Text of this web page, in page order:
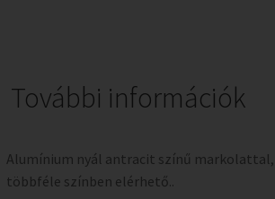
További információk
Alumínium nyál antracit színű markolattal,
többféle színben elérhető..